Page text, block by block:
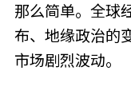
那么简单。全球
布、地缘政治的
市场剧烈波动。